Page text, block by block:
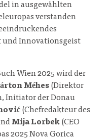
in ausgewählten
verstanden
und Innovationsgeist
Wien 2025 wird der
Méhes (Direktor
Initiator der Donau
(Chefredakteur des
Mija Lorbek (CEO
2025 Nova Gorica